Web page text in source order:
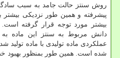
روش سنتز حالت جامد به سبب سادگی
پیشرفته و همین طور نزدیکی بیشتر
بیشتر مورد توجه قرار گرفته
دانش مربوط به سنتز این ماده
عملکردی ماده تولیدی با ماده
شده است. همین طور بمنظور بهبود